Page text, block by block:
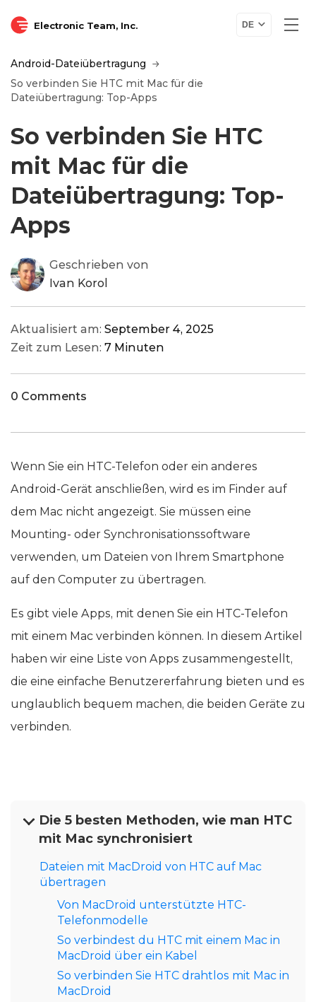
Electronic Team, Inc. DE
Android-Dateiübertragung
So verbinden Sie HTC mit Mac für die
Dateiübertragung: Top-Apps
So verbinden Sie HTC
mit Mac für die
Dateiübertragung: Top-
Apps
Geschrieben von
Ivan Korol
Aktualisiert am: September 4, 2025
Zeit zum Lesen: 7 Minuten
0 Comments
Wenn Sie ein HTC-Telefon oder ein anderes
Android-Gerät anschließen, wird es im Finder auf
dem Mac nicht angezeigt. Sie müssen eine
Mounting- oder Synchronisationssoftware
verwenden, um Dateien von Ihrem Smartphone
auf den Computer zu übertragen.
Es gibt viele Apps, mit denen Sie ein HTC-Telefon
mit einem Mac verbinden können. In diesem Artikel
haben wir eine Liste von Apps zusammengestellt,
die eine einfache Benutzererfahrung bieten und es
unglaublich bequem machen, die beiden Geräte zu
verbinden.
Die 5 besten Methoden, wie man HTC
mit Mac synchronisiert
Dateien mit MacDroid von HTC auf Mac
übertragen
Von MacDroid unterstützte HTC-
Telefonmodelle
So verbindest du HTC mit einem Mac in
MacDroid über ein Kabel
So verbinden Sie HTC drahtlos mit Mac in
MacDroid